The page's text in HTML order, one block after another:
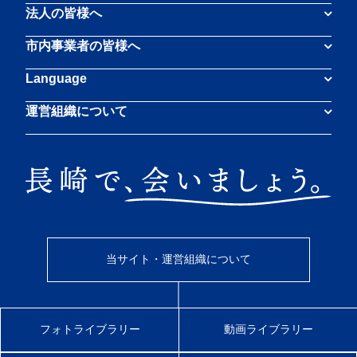
法人の皆様へ
市内事業者の皆様へ
Language
運営組織について
当サイト・運営組織について
フォトライブラリー 動画ライブラリー